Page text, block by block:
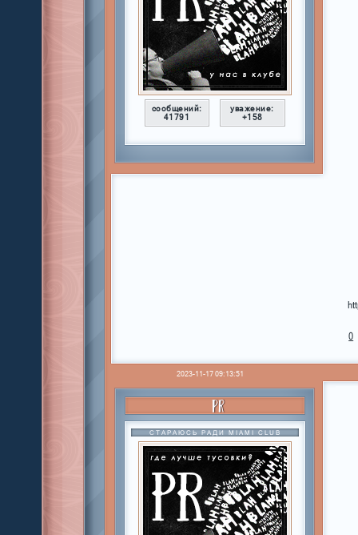
сообщений:
41791
уважение:
+158
0
2023-11-17 09:13:51
PR
СТАРАЮСЬ РАДИ MIAMI CLUB